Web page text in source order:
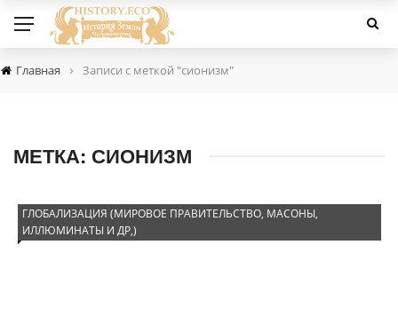
Главная › Записи с меткой "сионизм"
МЕТКА: СИОНИЗМ
ГЛОБАЛИЗАЦИЯ (МИРОВОЕ ПРАВИТЕЛЬСТВО, МАСОНЫ,
ИЛЛЮМИНАТЫ И ДР,)